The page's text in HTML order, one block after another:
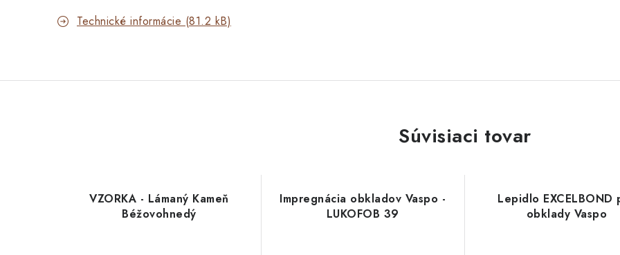
Technické informácie (81.2 kB)
Súvisiaci tovar
VZORKA - Lámaný Kameň
Béžovohnedý
Impregnácia obkladov Vaspo -
LUKOFOB 39
Lepidlo EXCELBOND
obklady Vaspo